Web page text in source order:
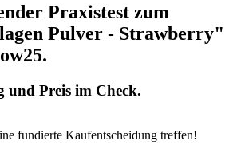
Praxistest zum
Pulver - Strawberry"
.
und Preis im Check.
fundierte Kaufentscheidung treffen!